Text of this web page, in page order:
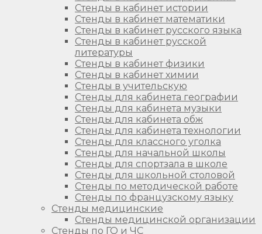
Стенды в кабинет истории
Стенды в кабинет математики
Стенды в кабинет русского языка
Стенды в кабинет русской
литературы
Стенды в кабинет физики
Стенды в кабинет химии
Стенды в учительскую
Стенды для кабинета географии
Стенды для кабинета музыки
Стенды для кабинета обж
Стенды для кабинета технологии
Стенды для классного уголка
Стенды для начальной школы
Стенды для спортзала в школе
Стенды для школьной столовой
Стенды по методической работе
Стенды по французскому языку
Стенды медицинские
Стенды медицинской организации
Стенды по ГО и ЧС